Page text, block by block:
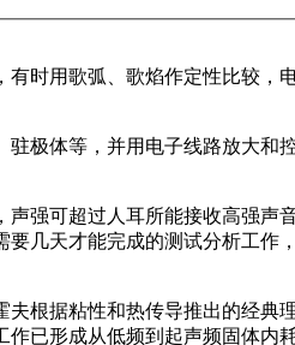
时用歌弧、歌焰作定性比较，
极体等，并用电子线路放大和
强可超过人耳所能接收高强声
几天才能完成的测试分析工作
根据粘性和热传导推出的经典
已形成从低频到起声频固体内